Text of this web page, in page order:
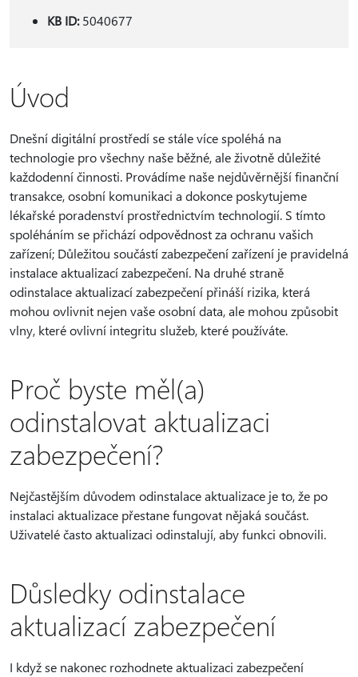
KB ID:5040677
Úvod
Dnešní digitální prostředí se stále více spoléhá na
technologie pro všechny naše běžné, ale životně důležité
každodenní činnosti. Provádíme naše nejdůvěrnější finanční
transakce, osobní komunikaci a dokonce poskytujeme
lékařské poradenství prostřednictvím technologií. S tímto
spoléháním se přichází odpovědnost za ochranu vašich
zařízení; Důležitou součástí zabezpečení zařízení je pravidelná
instalace aktualizací zabezpečení. Na druhé straně
odinstalace aktualizací zabezpečení přináší rizika, která
mohou ovlivnit nejen vaše osobní data, ale mohou způsobit
vlny, které ovlivní integritu služeb, které používáte.
Proč byste měl(a)
odinstalovat aktualizaci
zabezpečení?
Nejčastějším důvodem odinstalace aktualizace je to, že po
instalaci aktualizace přestane fungovat nějaká součást.
Uživatelé často aktualizaci odinstalují, aby funkci obnovili.
Důsledky odinstalace
aktualizací zabezpečení
I když se nakonec rozhodnete aktualizaci zabezpečení